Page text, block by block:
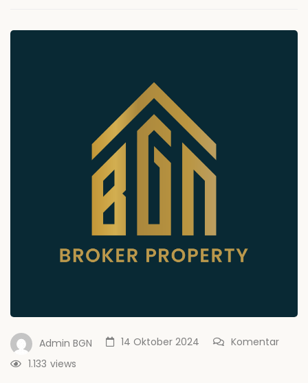
Admin BGN 14 Oktober 2024
Komentar
views
1.133